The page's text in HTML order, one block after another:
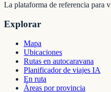
La plataforma de referencia para
Explorar
Mapa
Ubicaciones
Rutas en autocaravana
Planificador de viajes IA
En ruta
Áreas por provincia